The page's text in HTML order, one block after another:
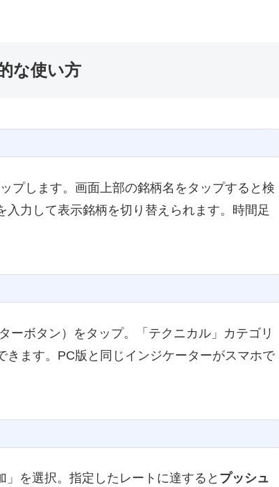
な使い方
プします。画面上部の銘柄名をタップすると検
力して表示銘柄を切り替えられます。時間足
ーボタン）をタップ。「テクニカル」カテゴリ
ます。PC版と同じインジケーターがスマホで
を選択。指定したレートに達すると プッシュ